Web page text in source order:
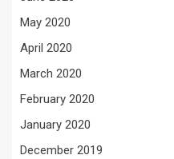
May 2020
April 2020
March 2020
February 2020
January 2020
December 2019